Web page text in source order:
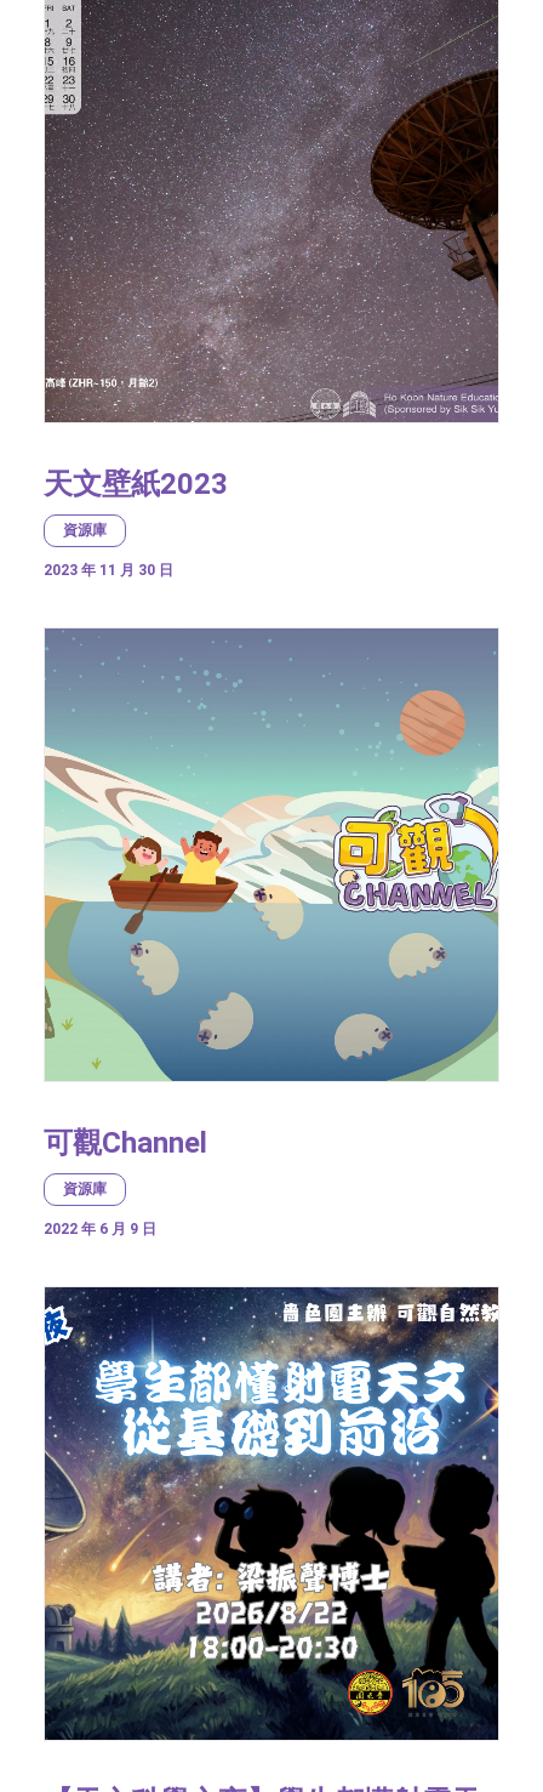
天文壁紙2023
資源庫
2023 年 11 月 30 日
可觀Channel
資源庫
2022 年 6 月 9 日